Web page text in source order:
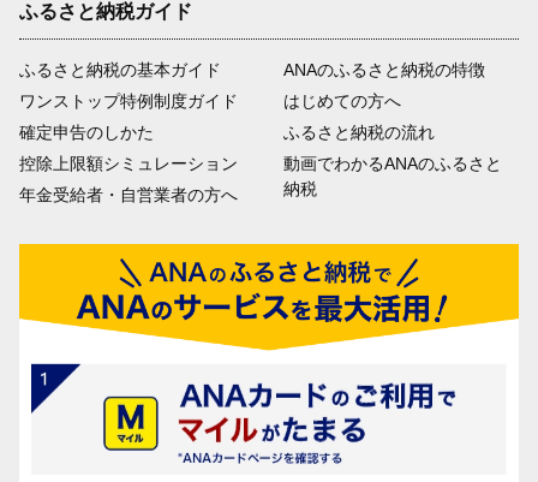
ふるさと納税ガイド
ふるさと納税の基本ガイド
ワンストップ特例制度ガイド
確定申告のしかた
控除上限額シミュレーション
年金受給者・自営業者の方へ
ANAのふるさと納税の特徴
はじめての方へ
ふるさと納税の流れ
動画でわかるANAのふるさと
納税